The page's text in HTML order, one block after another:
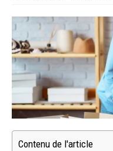
Contenu de l'article